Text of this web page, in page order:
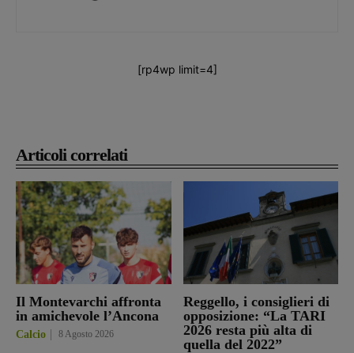
Articoli correlati
Il Montevarchi affronta
in amichevole l’Ancona
Calcio 8 Agosto 2026
Reggello, i consiglieri di
opposizione: “La TARI
2026 resta più alta di
quella del 2022”
[rp4wp limit=4]